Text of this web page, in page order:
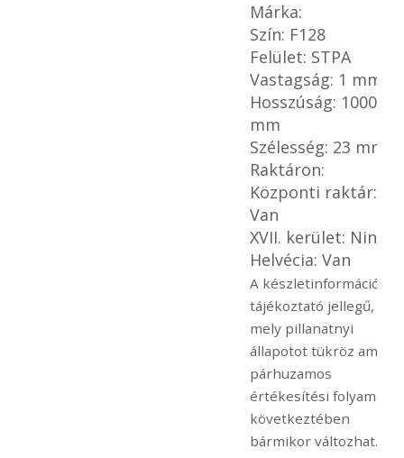
Márka:
Szín: F128
Felület: STPA
Vastagság: 1 mm
Hosszúság: 1000
mm
Szélesség: 23 mm
Raktáron:
Központi raktár:
Van
XVII. kerület: Nincs
Helvécia: Van
A készletinformáció
tájékoztató jellegű,
mely pillanatnyi
állapotot tükröz ami a
párhuzamos
értékesítési folyamatok
következtében
bármikor változhat.